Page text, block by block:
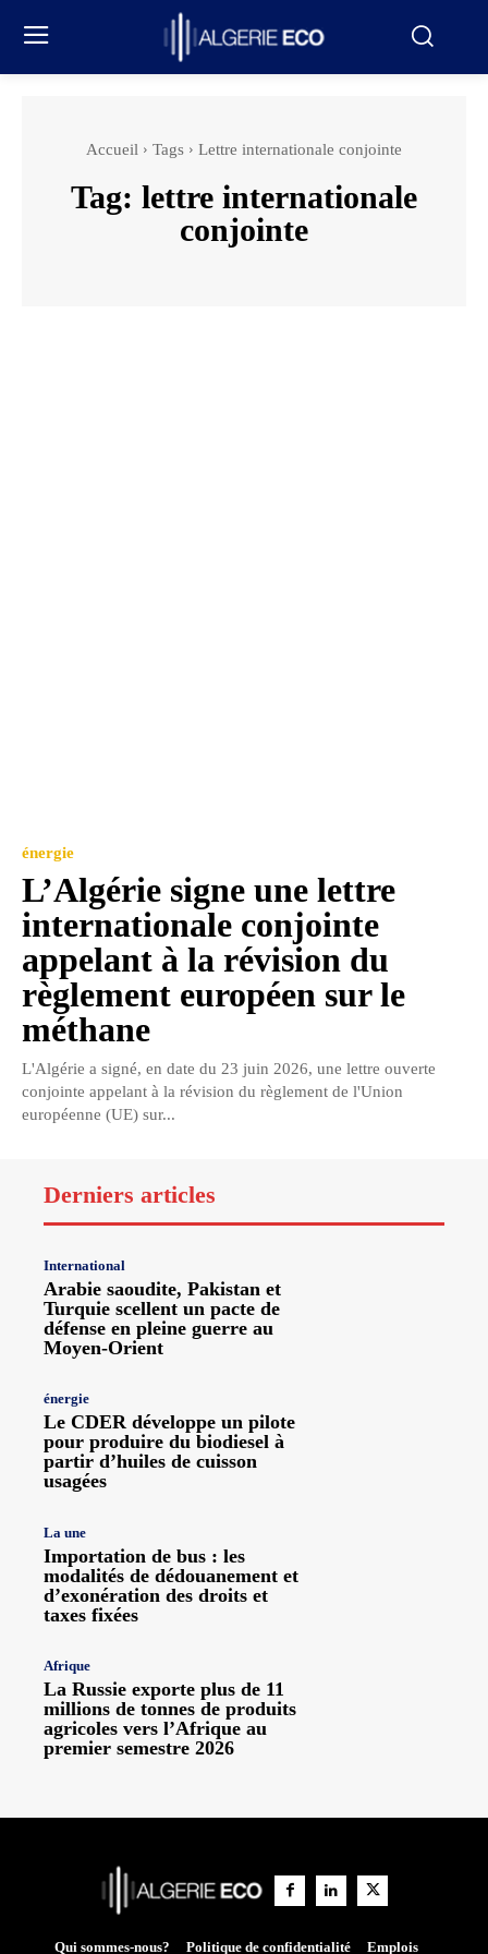
Accueil Tags Lettre internationale conjointe
Tag: lettre internationale
conjointe
énergie
L’Algérie signe une lettre
internationale conjointe
appelant à la révision du
règlement européen sur le
méthane
L'Algérie a signé, en date du 23 juin 2026, une lettre ouverte
conjointe appelant à la révision du règlement de l'Union
européenne (UE) sur...
Derniers articles
International
Arabie saoudite, Pakistan et
Turquie scellent un pacte de
défense en pleine guerre au
Moyen-Orient
énergie
Le CDER développe un pilote
pour produire du biodiesel à
partir d’huiles de cuisson
usagées
La une
Importation de bus : les
modalités de dédouanement et
d’exonération des droits et
taxes fixées
Afrique
La Russie exporte plus de 11
millions de tonnes de produits
agricoles vers l’Afrique au
premier semestre 2026
Qui sommes-nous? Politique de confidentialité Emplois